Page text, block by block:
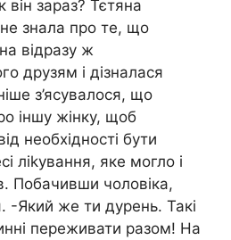
він зараз? Тєтяна
знала про те, що
відразу ж
друзям і дізналася
з’ясувалося, що
іншу жінку, щоб
необхідності бути
ліkування, яке могло і
Побачивши чоловіка,
-Який же ти дурень. Такі
переживати разом! На